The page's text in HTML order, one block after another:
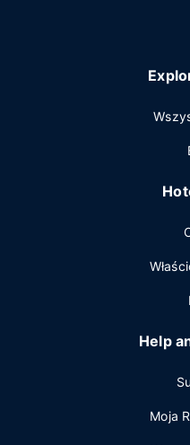
Help
Moja